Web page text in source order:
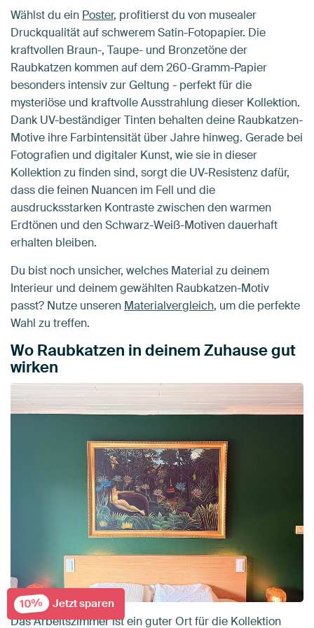
Wählst du ein Poster, profitierst du von musealer
Druckqualität auf schwerem Satin-Fotopapier. Die
kraftvollen Braun-, Taupe- und Bronzetöne der
Raubkatzen kommen auf dem 260-Gramm-Papier
besonders intensiv zur Geltung - perfekt für die
mysteriöse und kraftvolle Ausstrahlung dieser Kollektion.
Dank UV-beständiger Tinten behalten deine Raubkatzen-
Motive ihre Farbintensität über Jahre hinweg. Gerade bei
Fotografien und digitaler Kunst, wie sie in dieser
Kollektion zu finden sind, sorgt die UV-Resistenz dafür,
dass die feinen Nuancen im Fell und die
ausdrucksstarken Kontraste zwischen den warmen
Erdtönen und den Schwarz-Weiß-Motiven dauerhaft
erhalten bleiben.
Du bist noch unsicher, welches Material zu deinem
Interieur und deinem gewählten Raubkatzen-Motiv
passt? Nutze unseren Materialvergleich, um die perfekte
Wahl zu treffen.
Wo Raubkatzen in deinem Zuhause gut
wirken
Das Arbeitszimmer ist ein guter Ort für die Kollektion
10% Jetzt sparen